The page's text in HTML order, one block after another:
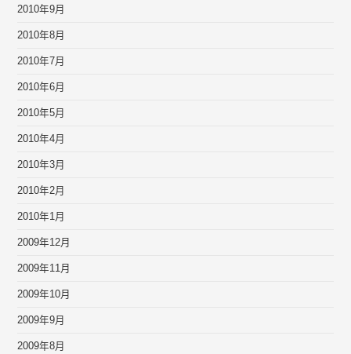
2010年9月
2010年8月
2010年7月
2010年6月
2010年5月
2010年4月
2010年3月
2010年2月
2010年1月
2009年12月
2009年11月
2009年10月
2009年9月
2009年8月